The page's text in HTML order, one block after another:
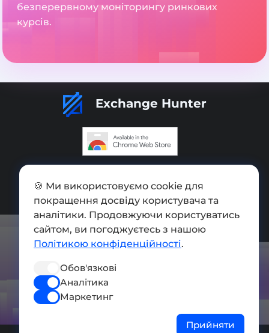
безперервному моніторингу ринкових
курсів.
Exchange Hunter
Мапа сайту
Press kit
Умови використання
СОЦ. МЕРЕЖІ
🍪 Ми використовуємо cookie для
покращення досвіду користувача та
аналітики. Продовжуючи користуватись
сайтом, ви погоджуєтесь з нашою
Політикою конфіденційності.
Обов'язкові
Аналітика
Маркетинг
Прийняти